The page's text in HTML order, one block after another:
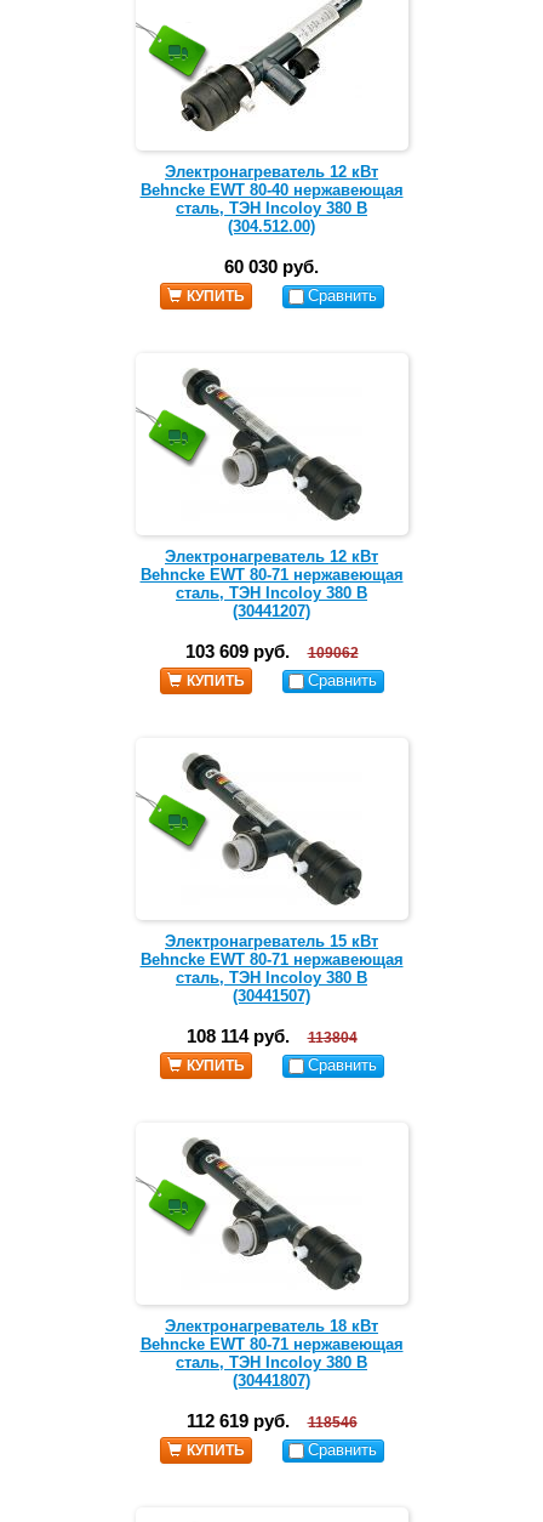
Электронагреватель 12 кВт
Behncke EWT 80-40 нержавеющая
сталь, ТЭН Incoloy 380 В
(304.512.00)
60 030 руб.
КУПИТЬ Сравнить
Электронагреватель 12 кВт
Behncke EWT 80-71 нержавеющая
сталь, ТЭН Incoloy 380 В
(30441207)
103 609 руб.
109062
КУПИТЬ
Сравнить
Электронагреватель 15 кВт
Behncke EWT 80-71 нержавеющая
сталь, ТЭН Incoloy 380 В
(30441507)
108 114 руб.
113804
КУПИТЬ
Сравнить
Электронагреватель 18 кВт
Behncke EWT 80-71 нержавеющая
сталь, ТЭН Incoloy 380 В
(30441807)
112 619 руб.
118546
КУПИТЬ
Сравнить